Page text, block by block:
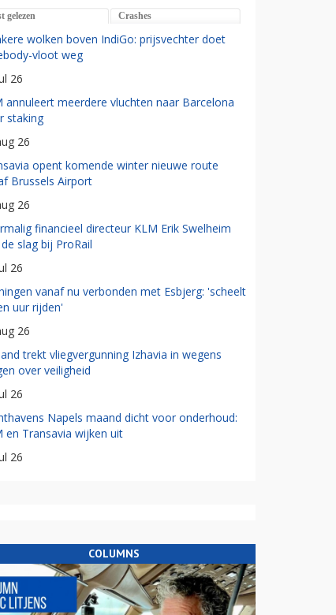
gelezen Crashes
wolken boven IndiGo: prijsvechter doet
vloot weg
26
annuleert meerdere vluchten naar Barcelona
staking
26
opent komende winter nieuwe route
Brussels Airport
26
financieel directeur KLM Erik Swelheim
slag bij ProRail
26
vanaf nu verbonden met Esbjerg: 'scheelt
uur rijden'
26
trekt vliegvergunning Izhavia in wegens
over veiligheid
26
Napels maand dicht voor onderhoud:
en Transavia wijken uit
26
COLUMNS